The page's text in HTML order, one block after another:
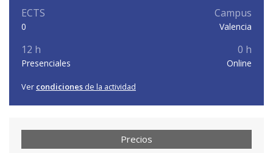
ECTS
0
Campus
Valencia
12 h
Presenciales
0 h
Online
Ver condiciones de la actividad
Precios